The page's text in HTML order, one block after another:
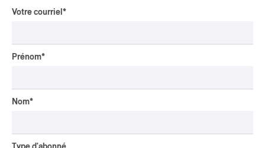
bonheur
Votre courriel *
Prénom*
Nom*
Type d'abonné